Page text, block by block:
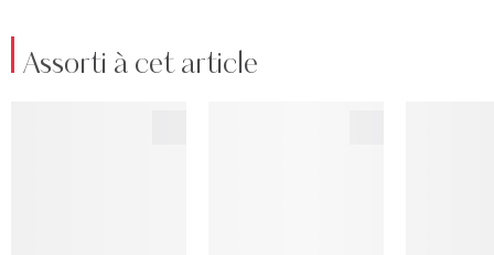
Assorti à cet article